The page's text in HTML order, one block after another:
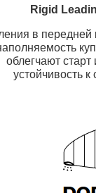
Rigid
в передней
облегчают
устойчивость